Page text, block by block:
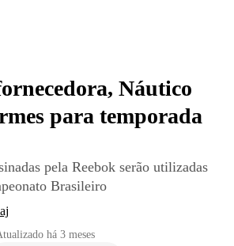
Náutico
para temporada
pela Reebok serão utilizadas
Brasileiro
há 3 meses